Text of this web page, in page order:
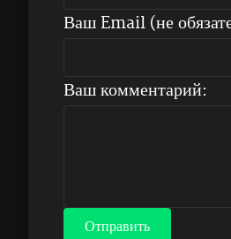
Ваш Email (не
Ваш комментарий:
Отправить